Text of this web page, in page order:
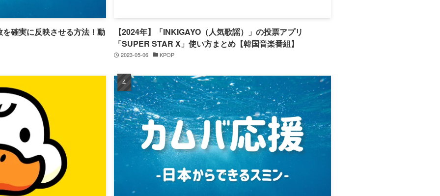
確実に反映させる方法！動
【2024年】「INKIGAYO（人気歌謡）」の投票アプリ
「SUPER STAR X」使い方まとめ【韓国音楽番組】
2023-05-06 KPOP